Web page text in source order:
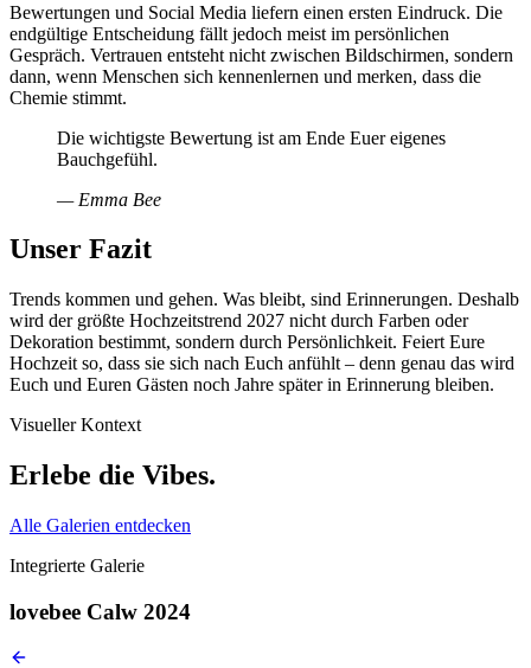
Bewertungen und Social Media liefern einen ersten Eindruck. Die
endgültige Entscheidung fällt jedoch meist im persönlichen
Gespräch. Vertrauen entsteht nicht zwischen Bildschirmen, sondern
dann, wenn Menschen sich kennenlernen und merken, dass die
Chemie stimmt.
Die wichtigste Bewertung ist am Ende Euer eigenes
Bauchgefühl.
— Emma Bee
Unser Fazit
Trends kommen und gehen. Was bleibt, sind Erinnerungen. Deshalb
wird der größte Hochzeitstrend 2027 nicht durch Farben oder
Dekoration bestimmt, sondern durch Persönlichkeit. Feiert Eure
Hochzeit so, dass sie sich nach Euch anfühlt – denn genau das wird
Euch und Euren Gästen noch Jahre später in Erinnerung bleiben.
Visueller Kontext
Erlebe die Vibes.
Alle Galerien entdecken
Integrierte Galerie
lovebee Calw 2024